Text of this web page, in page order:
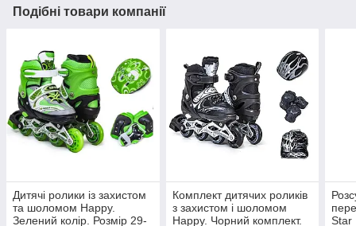
Подібні товари компанії
Дитячі ролики із захистом
та шоломом Happy.
Зелений колір. Розмір 29-
Комплект дитячих роликів
з захистом і шоломом
Happy. Чорний комплект.
Star